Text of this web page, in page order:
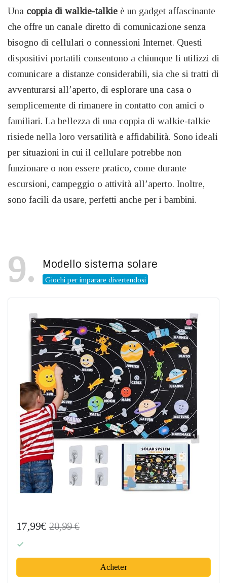
Una coppia di walkie-talkie è un gadget affascinante
che offre un canale diretto di comunicazione senza
bisogno di cellulari o connessioni Internet. Questi
dispositivi portatili consentono a chiunque li utilizzi di
comunicare a distanze considerabili, sia che si tratti di
avventurarsi all’aperto, di esplorare una casa o
semplicemente di rimanere in contatto con amici o
familiari. La bellezza di una coppia di walkie-talkie
risiede nella loro versatilità e affidabilità. Sono ideali
per situazioni in cui il cellulare potrebbe non
funzionare o non essere pratico, come durante
escursioni, campeggio o attività all’aperto. Inoltre,
sono facili da usare, perfetti anche per i bambini.
9 Modello sistema solare
Giochi per imparare divertendosi
17,99€ 20,99 €
Acheter